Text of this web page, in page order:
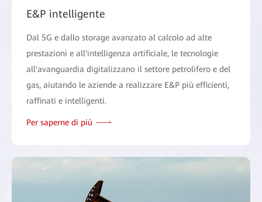
E&P intelligente
Dal 5G e dallo storage avanzato al calcolo ad alte
prestazioni e all'intelligenza artificiale, le tecnologie
all'avanguardia digitalizzano il settore petrolifero e del
gas, aiutando le aziende a realizzare E&P più efficienti,
raffinati e intelligenti.
Per saperne di più